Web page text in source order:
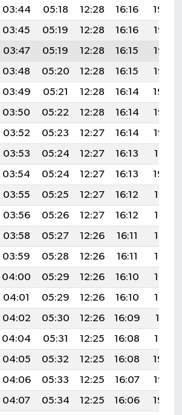
03:44 05:18 12:28 16:16
19:29
03:45 05:19 12:28 16:16
19:28
03:47 05:19 12:28 16:15
19:27
03:48 05:20 12:28 16:15
19:25
03:49 05:21 12:28 16:14
19:24
03:50 05:22 12:28 16:14
19:23
03:52 05:23 12:27 16:14
19:22
03:53 05:24 12:27 16:13
19:21
03:54 05:24 12:27 16:13
19:20
03:55 05:25 12:27 16:12
19:18
03:56 05:26 12:27 16:12
19:17
03:58 05:27 12:26 16:11
19:16
03:59 05:28 12:26 16:11
19:15
04:00 05:29 12:26 16:10
19:13
04:01 05:29 12:26 16:10
19:12
04:02 05:30 12:26 16:09
19:11
04:04 05:31 12:25 16:08
19:10
04:05 05:32 12:25 16:08
19:08
04:06 05:33 12:25 16:07
19:07
04:07 05:34 12:25 16:06
19:06